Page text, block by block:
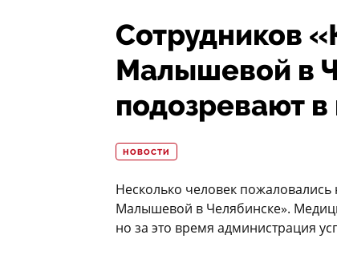
Сотрудников
Малышевой в
подозревают
НОВОСТИ
Несколько человек
Малышевой в Челябинске».
но за это время администрация